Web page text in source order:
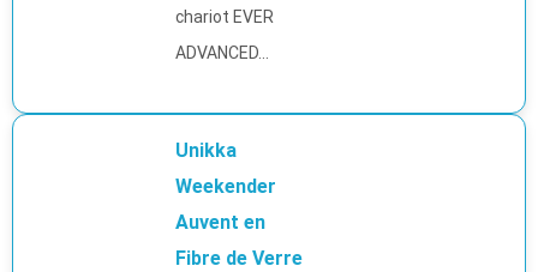
chariot EVER
ADVANCED...
Unikka
Weekender
Auvent en
Fibre de Verre